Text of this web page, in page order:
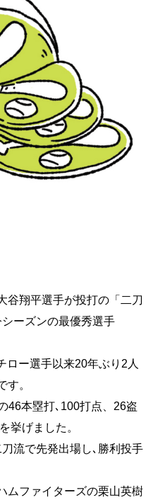
谷翔平選手が投打の「二刀
ーズンの最優秀選手
ロー選手以来20年ぶり2人
す。
46本塁打､100打点、26盗
挙げました。
流で先発出場し､勝利投手
ムファイターズの栗山英樹